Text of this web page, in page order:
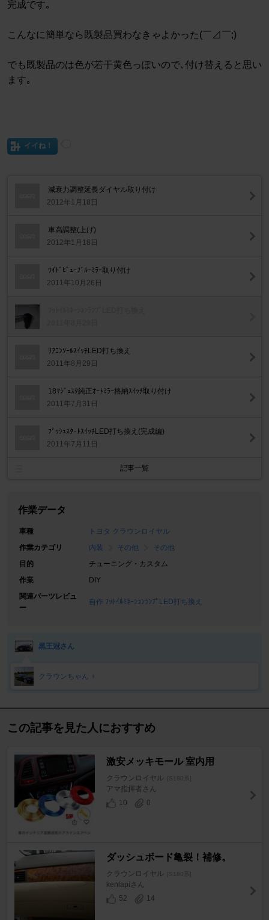
完成です｡
こんなに簡単なら既製品買わなきゃよかった(￣⊿￣;)
でも既製品のは色が若干黄色っぽいので､付け替えると思い
ます｡
イイね！
減衰力調整延長ダイヤル取り付け
2012年1月18日
車高調整(上げ)
2012年1月18日
ﾜｲﾄﾞﾋﾞｭｰﾌﾞﾙｰﾐﾗｰ取り付け
2011年10月26日
ﾘｱｺﾝｿｰﾙｽｲｯﾁLED打ち換え
2011年8月29日
18ﾏｼﾞｪｽﾀ純正ｵｰﾄﾐﾗｰ格納ｽｲｯﾁ取り付け
2011年7月31日
ﾌﾟｯｼｭｽﾀｰﾄｽｲｯﾁLED打ち換え(完成編)
2011年7月11日
記事一覧
作業データ
車種
トヨタ クラウンロイヤル
作業カテゴリ
内装 その他
その他
目的
チューニング・カスタム
作業
DIY
関連パーツレビュ
ー
自作 ﾌｯﾄｲﾙﾐﾈｰｼｮﾝﾗﾝﾌﾟLED打ち換え
黒王冠さん
クラウンちゃん ♀
この記事を見た人におすすめ
激安メッキモール 室内用
クラウンロイヤル [S180系]
アマ指揮者さん
10
0
ダッシュボード亀裂！補修。
クラウンロイヤル [S180系]
kenlapiさん
52
14